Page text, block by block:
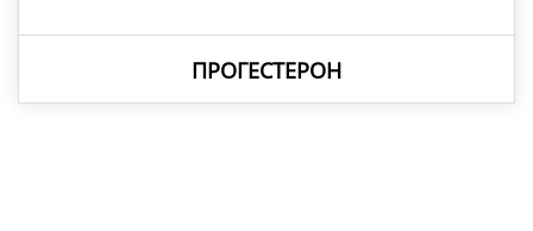
ПРОГЕСТЕРОН